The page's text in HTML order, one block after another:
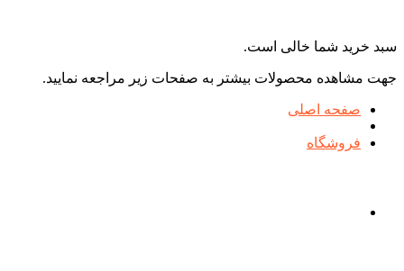
سبد خرید شما خالی است.
جهت مشاهده محصولات بیشتر به صفحات زیر مراجعه نمایید.
صفحه اصلی
فروشگاه